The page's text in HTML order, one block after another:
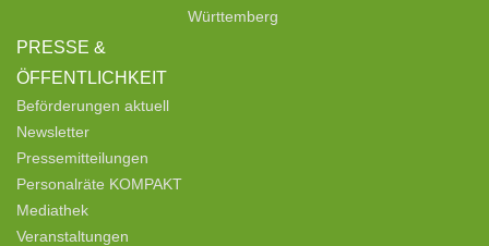
PRESSE &
ÖFFENTLICHKEIT
Beförderungen aktuell
Newsletter
Pressemitteilungen
Personalräte KOMPAKT
Mediathek
Veranstaltungen
Württemberg